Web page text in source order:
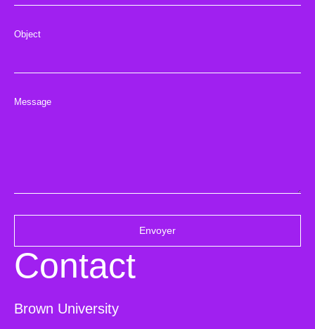
Contact
Brown University
Object
Message
Envoyer